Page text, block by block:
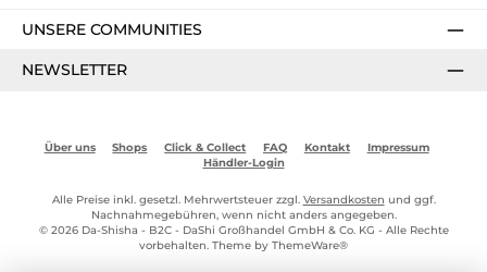
UNSERE COMMUNITIES
NEWSLETTER
Über uns Shops Click & Collect FAQ Kontakt
Impressum
Händler-Login
Alle Preise inkl. gesetzl. Mehrwertsteuer zzgl. Versandkosten und ggf.
Nachnahmegebühren, wenn nicht anders angegeben.
© 2026 Da-Shisha - B2C - DaShi Großhandel GmbH & Co. KG - Alle Rechte
vorbehalten. Theme by ThemeWare®